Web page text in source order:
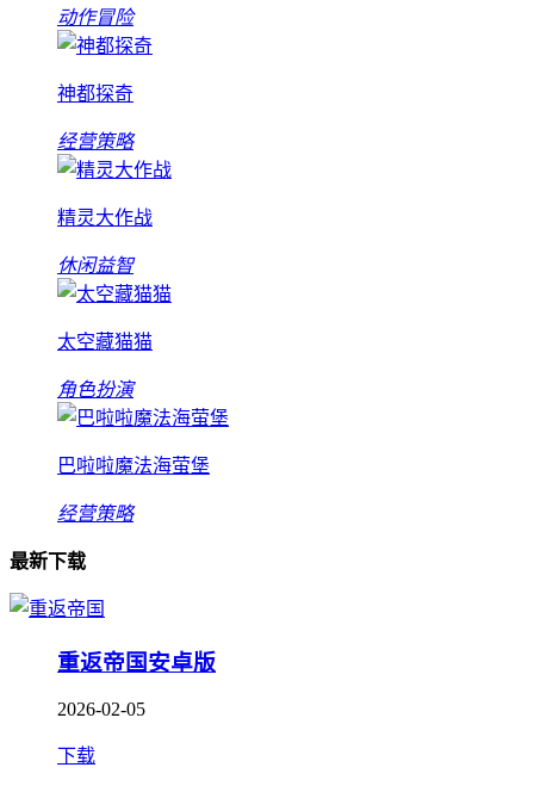
动作冒险
神都探奇
经营策略
精灵大作战
休闲益智
太空藏猫猫
角色扮演
巴啦啦魔法海萤堡
经营策略
最新下载
重返帝国安卓版
2026-02-05
下载